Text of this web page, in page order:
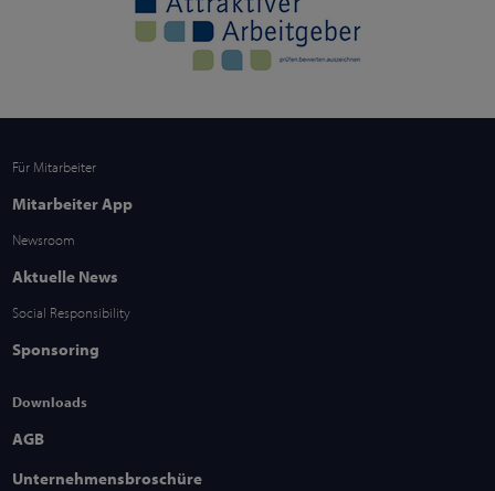
Für Mitarbeiter
Mitarbeiter App
Newsroom
Aktuelle News
Social Responsibility
Sponsoring
Downloads
AGB
Unternehmensbroschüre